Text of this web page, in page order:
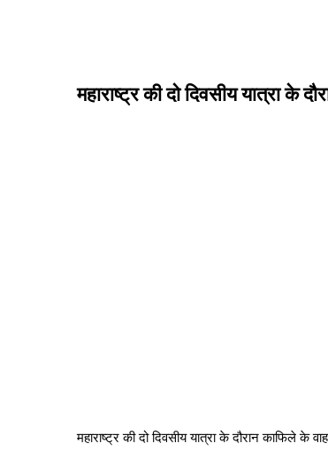
महाराष्ट्र की दो दिवसीय यात्रा के
महाराष्ट्र की दो दिवसीय यात्रा के दौरान काफिले के